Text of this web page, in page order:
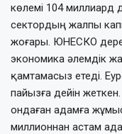
көлемі 104
сектордың жалпы
жоғары. ЮНЕСКО
экономика әлемдік
қамтамасыз етеді.
пайызға дейін
ондаған адамға
миллионнан астам